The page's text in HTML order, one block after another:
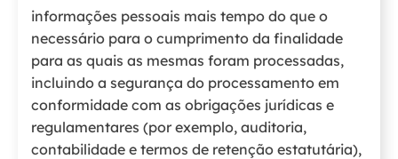
informações pessoais mais tempo do que o
necessário para o cumprimento da finalidade
para as quais as mesmas foram processadas,
incluindo a segurança do processamento em
conformidade com as obrigações jurídicas e
regulamentares (por exemplo, auditoria,
contabilidade e termos de retenção estatutária),